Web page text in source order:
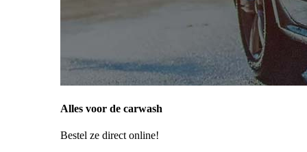
Alles voor de carwash
Bestel ze direct online!